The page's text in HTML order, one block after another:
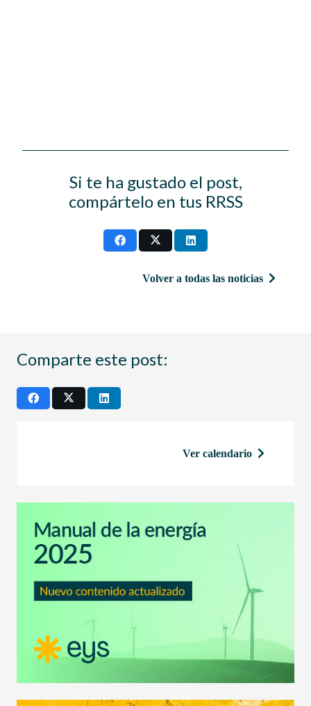
Si te ha gustado el post,
compártelo en tus RRSS
Volver a todas las noticias
Comparte este post:
Ver calendario